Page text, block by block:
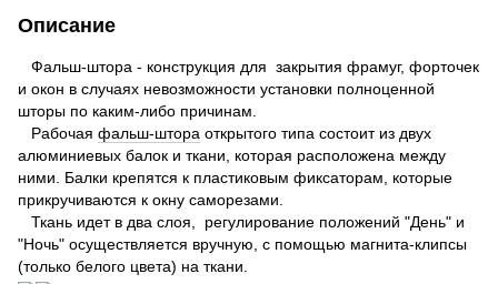
Описание
Фальш-штора - конструкция для закрытия фрамуг, форточек
и окон в случаях невозможности установки полноценной
шторы по каким-либо причинам.
Рабочая фальш-штора открытого типа состоит из двух
алюминиевых балок и ткани, которая расположена между
ними. Балки крепятся к пластиковым фиксаторам, которые
прикручиваются к окну саморезами.
Ткань идет в два слоя, регулирование положений "День" и
"Ночь" осуществляется вручную, с помощью магнита-клипсы
(только белого цвета) на ткани.